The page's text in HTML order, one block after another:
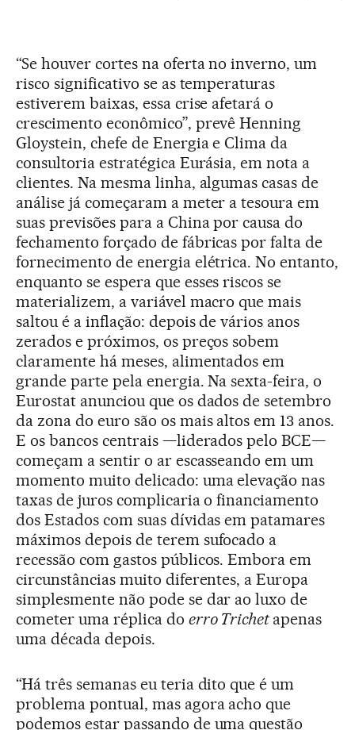
“Se houver cortes na oferta no inverno, um
risco significativo se as temperaturas
estiverem baixas, essa crise afetará o
crescimento econômico”, prevê Henning
Gloystein, chefe de Energia e Clima da
consultoria estratégica Eurásia, em nota a
clientes. Na mesma linha, algumas casas de
análise já começaram a meter a tesoura em
suas previsões para a China por causa do
fechamento forçado de fábricas por falta de
fornecimento de energia elétrica. No entanto,
enquanto se espera que esses riscos se
materializem, a variável macro que mais
saltou é a inflação: depois de vários anos
zerados e próximos, os preços sobem
claramente há meses, alimentados em
grande parte pela energia. Na sexta-feira, o
Eurostat anunciou que os dados de setembro
da zona do euro são os mais altos em 13 anos.
E os bancos centrais —liderados pelo BCE—
começam a sentir o ar escasseando em um
momento muito delicado: uma elevação nas
taxas de juros complicaria o financiamento
dos Estados com suas dívidas em patamares
máximos depois de terem sufocado a
recessão com gastos públicos. Embora em
circunstâncias muito diferentes, a Europa
simplesmente não pode se dar ao luxo de
cometer uma réplica do erro Trichetapenas
uma década depois.
“Há três semanas eu teria dito que é um
problema pontual, mas agora acho que
podemos estar passando de uma questão